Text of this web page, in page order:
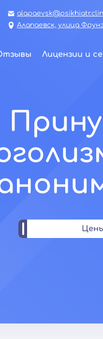
Алапаевск, улица
Лицензии и